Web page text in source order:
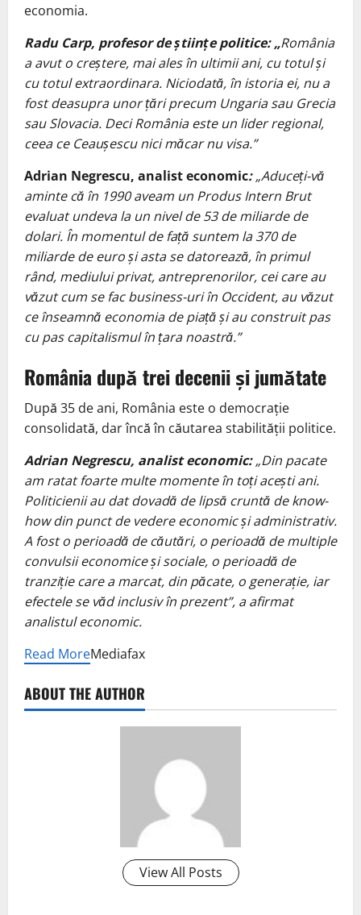
economia.
Radu Carp, profesor de științe politice: „România
a avut o creștere, mai ales în ultimii ani, cu totul și
cu totul extraordinara. Niciodată, în istoria ei, nu a
fost deasupra unor țări precum Ungaria sau Grecia
sau Slovacia. Deci România este un lider regional,
ceea ce Ceaușescu nici măcar nu visa.”
Adrian Negrescu, analist economic:„Aduceți-vă
aminte că în 1990 aveam un Produs Intern Brut
evaluat undeva la un nivel de 53 de miliarde de
dolari. În momentul de față suntem la 370 de
miliarde de euro și asta se datorează, în primul
rând, mediului privat, antreprenorilor, cei care au
văzut cum se fac business-uri în Occident, au văzut
ce înseamnă economia de piață și au construit pas
cu pas capitalismul în țara noastră.”
România după trei decenii și jumătate
După 35 de ani, România este o democrație
consolidată, dar încă în căutarea stabilității politice.
Adrian Negrescu, analist economic:„Din pacate
am ratat foarte multe momente în toți acești ani.
Politicienii au dat dovadă de lipsă cruntă de know-
how din punct de vedere economic și administrativ.
A fost o perioadă de căutări, o perioadă de multiple
convulsii economice și sociale, o perioadă de
tranziție care a marcat, din păcate, o generație, iar
efectele se văd inclusiv în prezent”, a afirmat
analistul economic.
Read MoreMediafax
ABOUT THE AUTHOR
View All Posts